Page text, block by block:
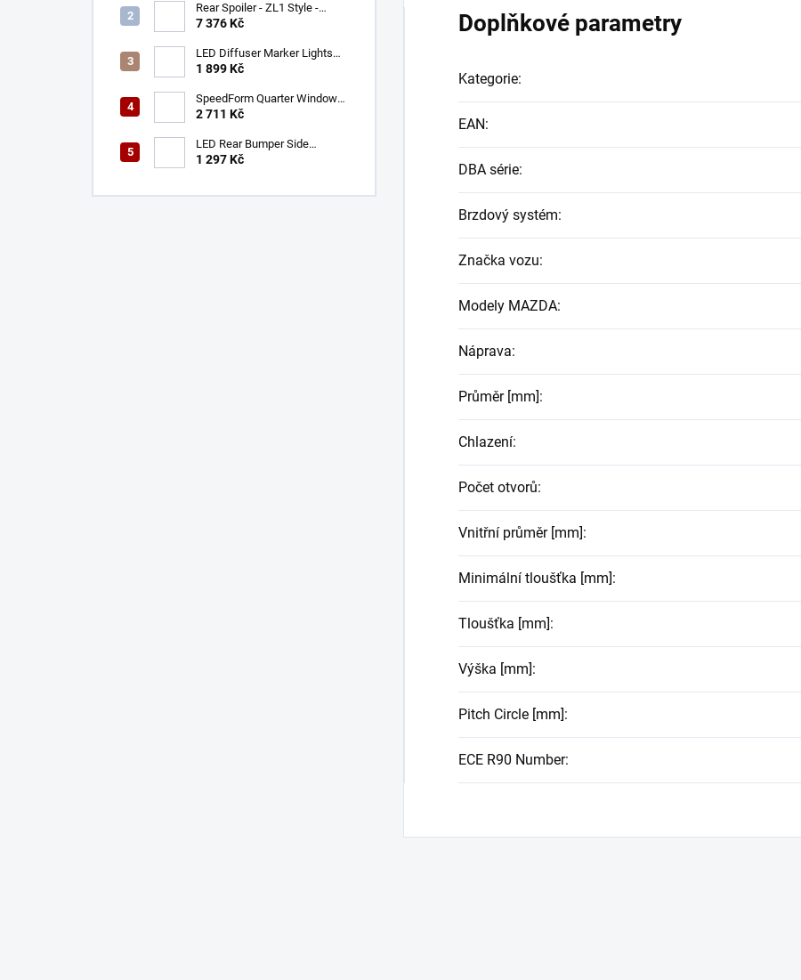
(DB9021XP)
Rear Spoiler - ZL1 Style -
Gloss Black (CAMARO 16-23)
7 376 Kč
LED Diffuser Marker Lights
(CHALLENGER 15-23)
1 899 Kč
SpeedForm Quarter Window
Louvers - Gloss Black
2 711 Kč
LED Rear Bumper Side
Markers (MUSTANG 05-09)
1 297 Kč
Doplňkové parametry
Kategorie:
EAN:
DBA série:
Brzdový systém:
Značka vozu:
Modely MAZDA:
Náprava:
Průměr [mm]:
Chlazení:
Počet otvorů:
Vnitřní průměr [mm]:
Minimální tloušťka [mm]:
Tloušťka [mm]:
Výška [mm]:
Pitch Circle [mm]:
ECE R90 Number: